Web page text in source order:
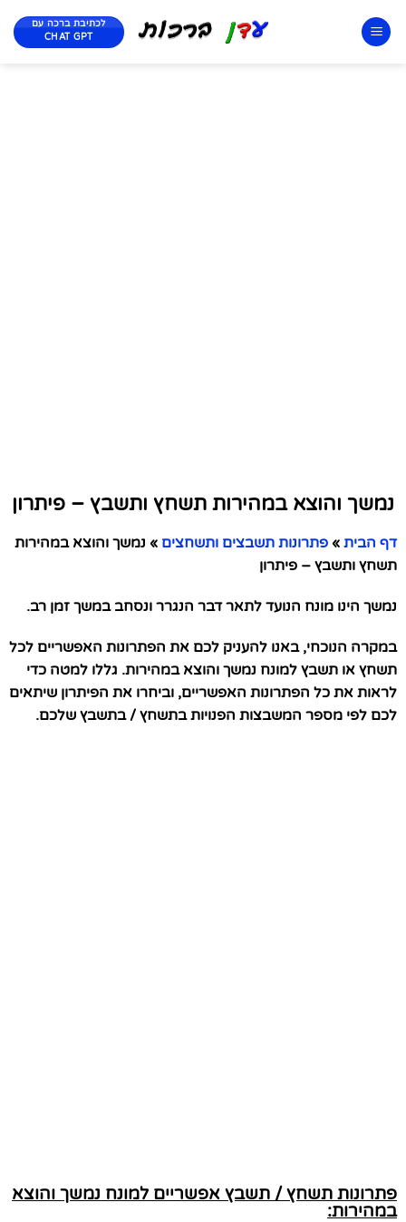
לכתיבת ברכה עם
CHAT GPT
נמשך והוצא במהירות תשחץ ותשבץ – פיתרון
דף הבית » פתרונות תשבצים ותשחצים » נמשך והוצא במהירות
תשחץ ותשבץ – פיתרון
נמשך הינו מונח הנועד לתאר דבר הנגרר ונסחב במשך זמן רב.
במקרה הנוכחי, באנו להעניק לכם את הפתרונות האפשריים לכל
תשחץ או תשבץ למונח נמשך והוצא במהירות. גללו למטה כדי
לראות את כל הפתרונות האפשריים, וביחרו את הפיתרון שיתאים
לכם לפי מספר המשבצות הפנויות בתשחץ / בתשבץ שלכם.
פתרונות תשחץ / תשבץ אפשריים למונח נמשך והוצא
במהירות: